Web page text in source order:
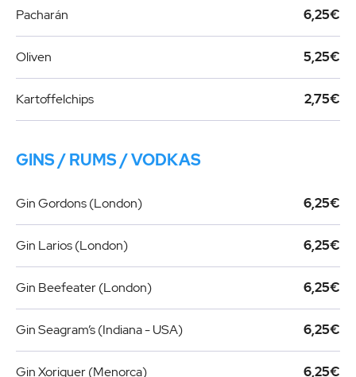
Pacharán 6,25€
Oliven 5,25€
Kartoffelchips 2,75€
GINS / RUMS / VODKAS
Gin Gordons (London) 6,25€
Gin Larios (London) 6,25€
Gin Beefeater (London) 6,25€
Gin Seagram’s (Indiana - USA) 6,25€
Gin Xoriguer (Menorca) 6,25€